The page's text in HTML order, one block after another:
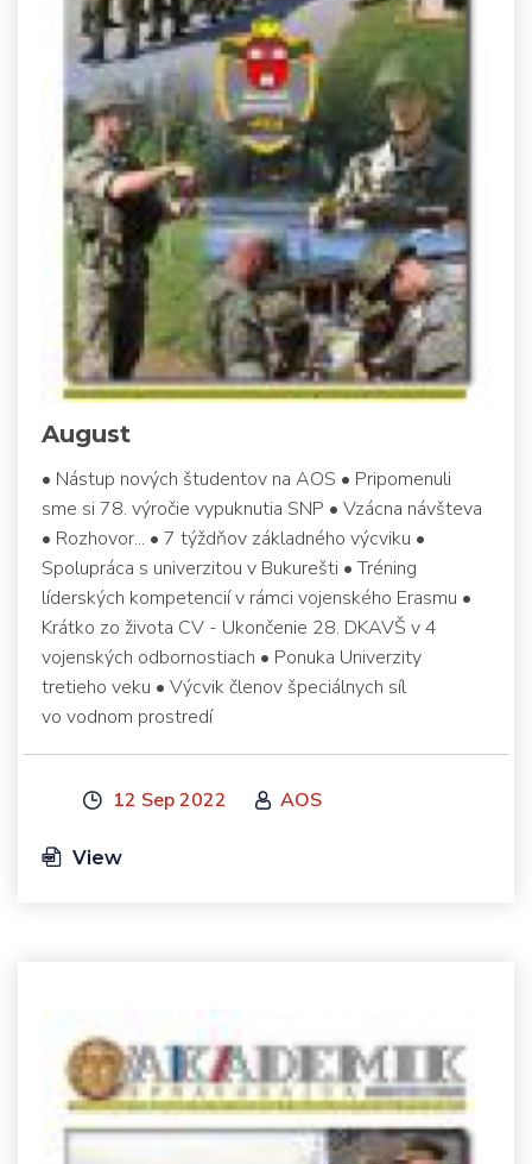
August
• Nástup nových študentov na AOS • Pripomenuli
sme si 78. výročie vypuknutia SNP • Vzácna návšteva
• Rozhovor... • 7 týždňov základného výcviku •
Spolupráca s univerzitou v Bukurešti • Tréning
líderských kompetencií v rámci vojenského Erasmu •
Krátko zo života CV - Ukončenie 28. DKAVŠ v 4
vojenských odbornostiach • Ponuka Univerzity
tretieho veku • Výcvik členov špeciálnych síl
vo vodnom prostredí
12 Sep 2022 AOS
View